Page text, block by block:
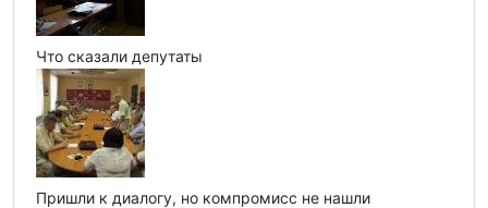
Что сказали депутаты
Пришли к диалогу, но компромисс не нашли